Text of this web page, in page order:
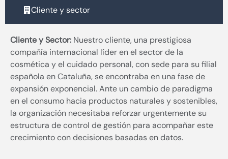
Cliente y sector
Cliente y Sector: Nuestro cliente, una prestigiosa
compañía internacional líder en el sector de la
cosmética y el cuidado personal, con sede para su filial
española en Cataluña, se encontraba en una fase de
expansión exponencial. Ante un cambio de paradigma
en el consumo hacia productos naturales y sostenibles,
la organización necesitaba reforzar urgentemente su
estructura de control de gestión para acompañar este
crecimiento con decisiones basadas en datos.